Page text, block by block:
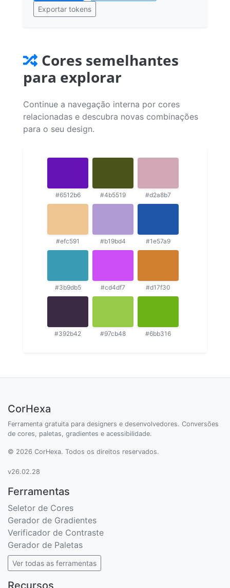
Exportar tokens
Cores semelhantes
para explorar
Continue a navegação interna por cores
relacionadas e descubra novas combinações
para o seu design.
#6512b6 #4b5519 #d2a8b7
#efc591 #b19bd4 #1e57a9
#3b9db5 #cd4df7 #d17f30
#392b42 #97cb48 #6bb316
CorHexa
Ferramenta gratuita para designers e desenvolvedores. Conversões
de cores, paletas, gradientes e acessibilidade.
© 2026 CorHexa. Todos os direitos reservados.
v26.02.28
Ferramentas
Seletor de Cores
Gerador de Gradientes
Verificador de Contraste
Gerador de Paletas
Ver todas as ferramentas
Recursos